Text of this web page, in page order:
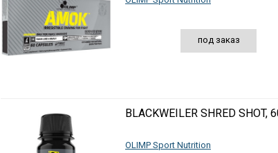
под заказ
BLACKWEILER SHRED SHOT,
OLIMP Sport Nutrition